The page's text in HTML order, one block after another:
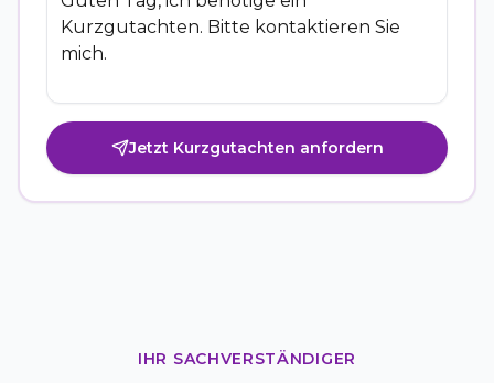
Jetzt Kurzgutachten anfordern
IHR SACHVERSTÄNDIGER